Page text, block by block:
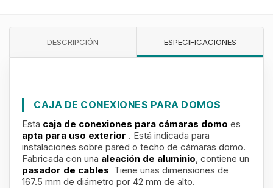
DESCRIPCIÓN ESPECIFICACIONES
CAJA DE CONEXIONES PARA DOMOS
Esta caja de conexiones para cámaras domo es
apta para uso exterior . Está indicada para
instalaciones sobre pared o techo de cámaras domo.
Fabricada con una aleación de aluminio, contiene un
pasador de cables Tiene unas dimensiones de
167.5 mm de diámetro por 42 mm de alto.